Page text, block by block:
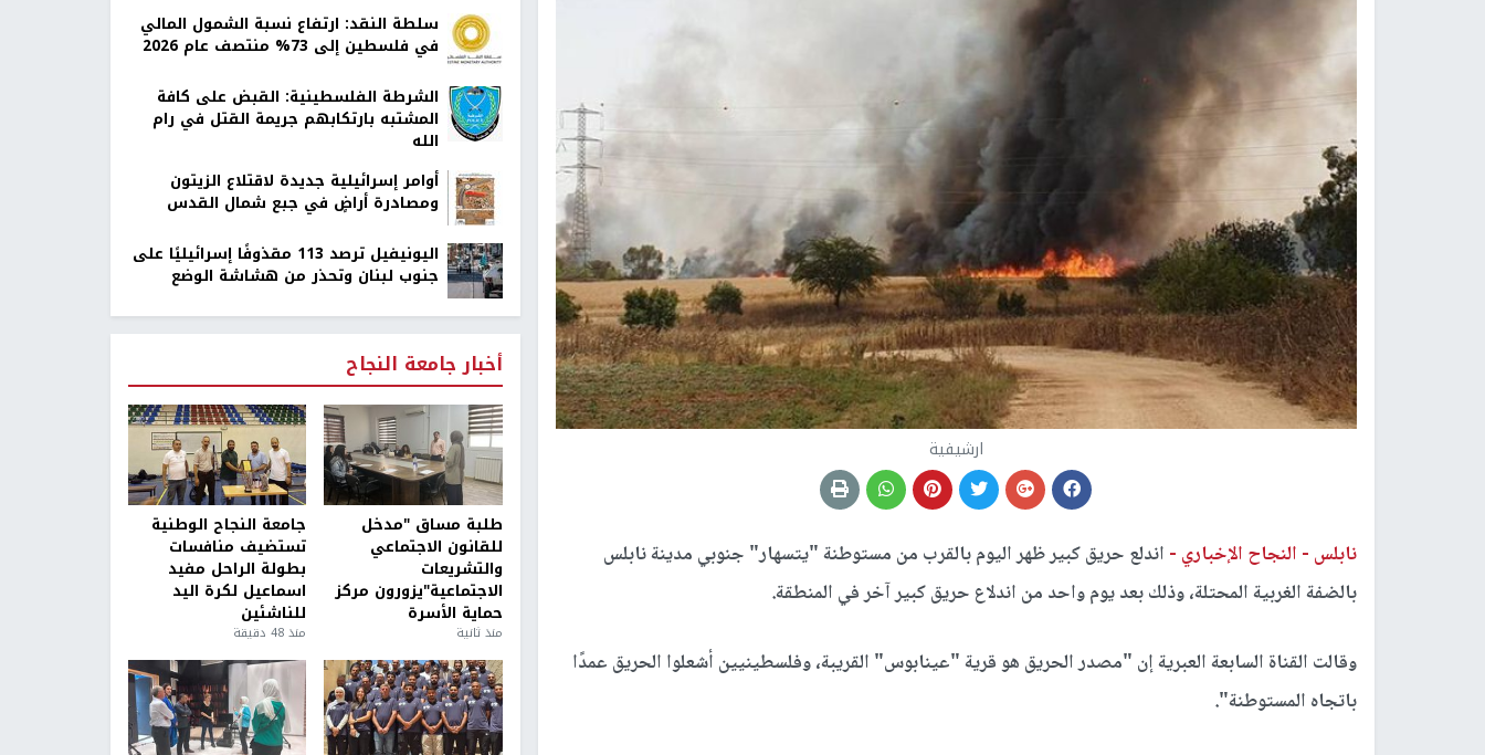
ارشيفية
نابلس - النجاح الإخباري - اندلع حريق كبير ظهر اليوم بالقرب من مستوطنة "يتسهار" جنوبي مدينة نابلس
بالضفة الغربية المحتلة، وذلك بعد يوم واحد من اندلاع حريق كبير آخر في المنطقة.
وقالت القناة السابعة العبرية إن "مصدر الحريق هو قرية "عينابوس" القريبة، وفلسطينيين أشعلوا الحريق عمدًا
باتجاه المستوطنة".
سلطة النقد: ارتفاع نسبة الشمول المالي
في فلسطين إلى 73% منتصف عام 2026
الشرطة الفلسطينية: القبض على كافة
المشتبه بارتكابهم جريمة القتل في رام
الله
أوامر إسرائيلية جديدة لاقتلاع الزيتون
ومصادرة أراضٍ في جبع شمال القدس
اليونيفيل ترصد 113 مقذوفًا إسرائيليًا على
جنوب لبنان وتحذر من هشاشة الوضع
أخبار جامعة النجاح
طلبة مساق "مدخل
للقانون الاجتماعي
والتشريعات
الاجتماعية"يزورون مركز
حماية الأسرة
منذ ثانية
جامعة النجاح الوطنية
تستضيف منافسات
بطولة الراحل مفيد
اسماعيل لكرة اليد
للناشئين
منذ 48 دقيقة